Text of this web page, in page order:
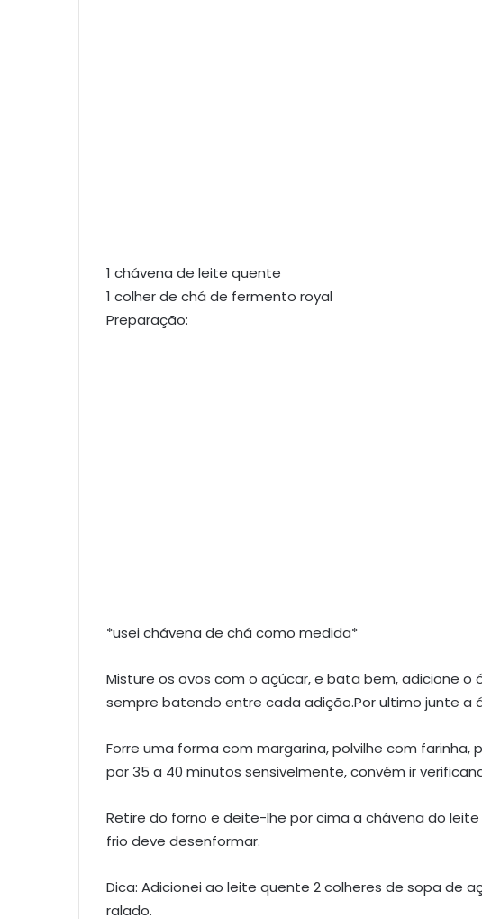
1 chávena de leite quente
1 colher de chá de fermento royal
Preparação:
*usei chávena de chá como medida*
Misture os ovos com o açúcar, e bata bem, adicione
sempre batendo entre cada adição.Por ultimo junte a
Forre uma forma com margarina, polvilhe com farinha,
por 35 a 40 minutos sensivelmente, convém ir
Retire do forno e deite-lhe por cima a chávena do
frio deve desenformar.
Dica: Adicionei ao leite quente 2 colheres de sopa de
ralado.